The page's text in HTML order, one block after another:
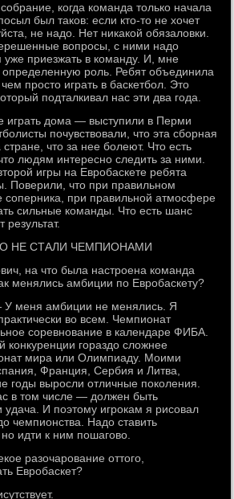
когда команда только начала
был таков: если кто-то не хочет
не надо. Нет никакой обязаловки.
вопросы, с ними надо
уже приезжать в команду. И, мне
определенную роль. Ребят объединила
просто играть в баскетбол. Это
подталкивал нас эти два года.
дома — выступили в Перми
почувствовали, что эта сборная
что за нее болеют. Что есть
людям интересно следить за ними.
игры на Евробаскете ребята
Поверили, что при правильном
соперника, при правильной атмосфере
сильные команды. Что есть шанс
НЕ СТАЛИ ЧЕМПИОНАМИ
на что была настроена команда
менялись амбиции по Евробаскету?
У меня амбиции не менялись. Я
во всем. Чемпионат
соревнование в календаре ФИБА.
конкуренции гораздо сложнее
мира или Олимпиаду. Моими
Франция, Сербия и Литва,
годы выросли отличные поколения.
в том числе — должен быть
И поэтому игрокам я рисовал
чемпионства. Надо ставить
идти к ним пошагово.
разочарование оттого,
Евробаскет?